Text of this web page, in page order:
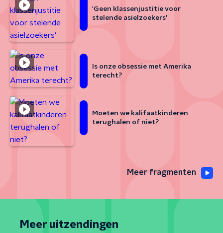
'Geen klassenjustitie voor
stelende asielzoekers'
Is onze obsessie met Amerika
terecht?
Moeten we kalifaatkinderen
terughalen of niet?
Meer fragmenten
Meer uitzendingen